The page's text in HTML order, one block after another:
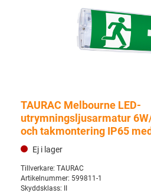
TAURAC Melbourne LED-
utrymningsljusarmatur
och takmontering IP65
Ej i lager
Tillverkare: TAURAC
Artikelnummer: 599811-1
Skyddsklass: II